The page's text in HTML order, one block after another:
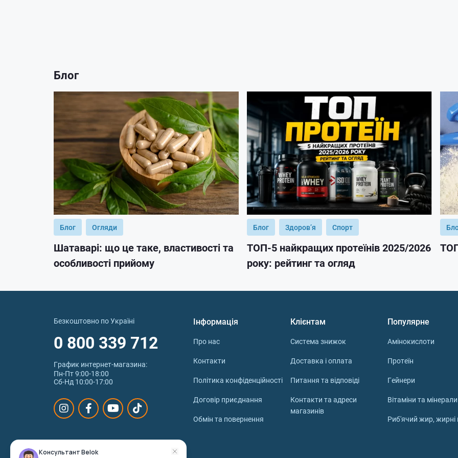
Блог
Блог Огляди
Шатаварі: що це таке, властивості та
особливості прийому
Блог Здоров’я Спорт
ТОП-5 найкращих протеїнів 2025/2026
року: рейтинг та огляд
Безкоштовно по Україні
0 800 339 712
График интернет‑магазина:
Пн-Пт 9:00-18:00
Сб-Нд 10:00-17:00
Інформація
Про нас
Контакти
Політика конфіденційності
Договір приєднання
Обмін та повернення
Клієнтам
Система знижок
Доставка і оплата
Питання та відповіді
Контакти та адреси
магазинів
Популярне
Амінокислоти
Протеїн
Гейнери
Вітаміни та мінерали
Риб'ячий жир, жирні
Консультант Belok